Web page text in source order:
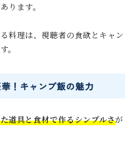
ります。
料理は、視聴者の食欲とキャン
。
！キャンプ飯の魅力
道具と食材で作るシンプルさが